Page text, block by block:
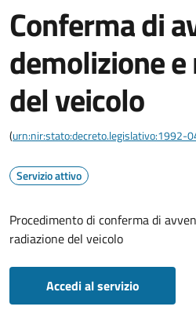
Conferma di
demolizione
del veicolo
(urn:nir:stato:decreto.legislativo:1992-
Servizio attivo
Procedimento di conferma di
radiazione del veicolo
Accedi al servizio